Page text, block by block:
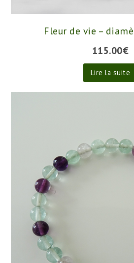
Fleur de vie –
115.00€
Lire la suite